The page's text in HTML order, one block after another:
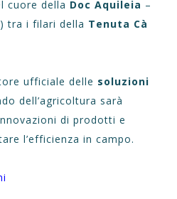
cuore della Doc Aquileia –
tra i filari della Tenuta Cà
ufficiale delle soluzioni
dell’agricoltura sarà
di prodotti e
l’efficienza in campo.